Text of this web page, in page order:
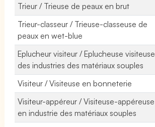
Trieur / Trieuse de peaux en brut
Trieur-classeur / Trieuse-classeuse de
peaux en wet-blue
Eplucheur visiteur / Eplucheuse visiteuse
des industries des matériaux souples
Visiteur / Visiteuse en bonneterie
Visiteur-appéreur / Visiteuse-appéreuse
en industrie des matériaux souples